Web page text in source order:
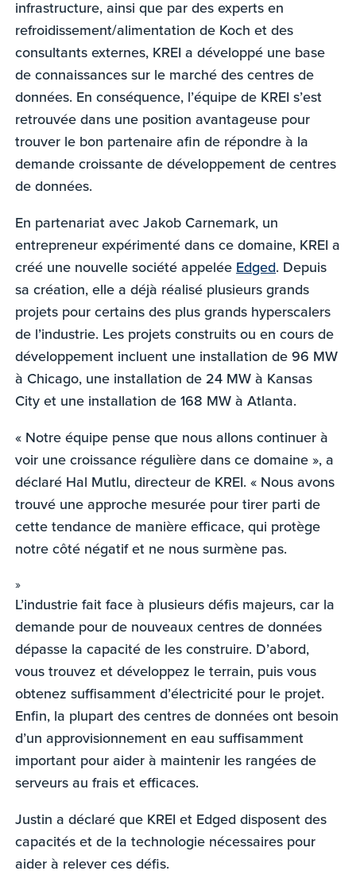
infrastructure, ainsi que par des experts en
refroidissement/alimentation de Koch et des
consultants externes, KREI a développé une base
de connaissances sur le marché des centres de
données. En conséquence, l’équipe de KREI s’est
retrouvée dans une position avantageuse pour
trouver le bon partenaire afin de répondre à la
demande croissante de développement de centres
de données.
En partenariat avec Jakob Carnemark, un
entrepreneur expérimenté dans ce domaine, KREI a
créé une nouvelle société appelée Edged. Depuis
sa création, elle a déjà réalisé plusieurs grands
projets pour certains des plus grands hyperscalers
de l’industrie. Les projets construits ou en cours de
développement incluent une installation de 96 MW
à Chicago, une installation de 24 MW à Kansas
City et une installation de 168 MW à Atlanta.
« Notre équipe pense que nous allons continuer à
voir une croissance régulière dans ce domaine », a
déclaré Hal Mutlu, directeur de KREI. « Nous avons
trouvé une approche mesurée pour tirer parti de
cette tendance de manière efficace, qui protège
notre côté négatif et ne nous surmène pas.
»
L’industrie fait face à plusieurs défis majeurs, car la
demande pour de nouveaux centres de données
dépasse la capacité de les construire. D’abord,
vous trouvez et développez le terrain, puis vous
obtenez suffisamment d’électricité pour le projet.
Enfin, la plupart des centres de données ont besoin
d’un approvisionnement en eau suffisamment
important pour aider à maintenir les rangées de
serveurs au frais et efficaces.
Justin a déclaré que KREI et Edged disposent des
capacités et de la technologie nécessaires pour
aider à relever ces défis.